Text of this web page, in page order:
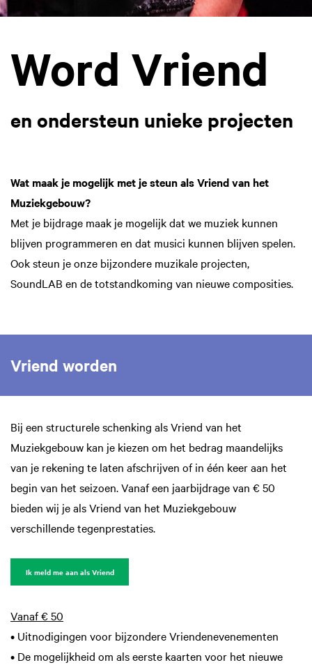
Word Vriend
en ondersteun unieke projecten
Wat maak je mogelijk met je steun als Vriend van het
Muziekgebouw?
Met je bijdrage maak je mogelijk dat we muziek kunnen
blijven programmeren en dat musici kunnen blijven spelen.
Ook steun je onze bijzondere muzikale projecten,
SoundLAB en de totstandkoming van nieuwe composities.
Vriend worden
Bij een structurele schenking als Vriend van het
Muziekgebouw kan je kiezen om het bedrag maandelijks
van je rekening te laten afschrijven of in één keer aan het
begin van het seizoen. Vanaf een jaarbijdrage van € 50
bieden wij je als Vriend van het Muziekgebouw
verschillende tegenprestaties.
Ik meld me aan als Vriend
Vanaf € 50
• Uitnodigingen voor bijzondere Vriendenevenementen
• De mogelijkheid om als eerste kaarten voor het nieuwe